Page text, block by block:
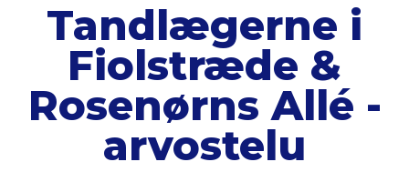
Tandlægerne i
Fiolstræde &
Rosenørns Allé -
arvostelu